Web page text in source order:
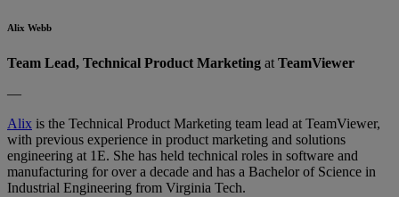
Alix Webb
Team Lead, Technical Product Marketing atTeamViewer
—
Alix is the Technical Product Marketing team lead at TeamViewer,
with previous experience in product marketing and solutions
engineering at 1E. She has held technical roles in software and
manufacturing for over a decade and has a Bachelor of Science in
Industrial Engineering from Virginia Tech.